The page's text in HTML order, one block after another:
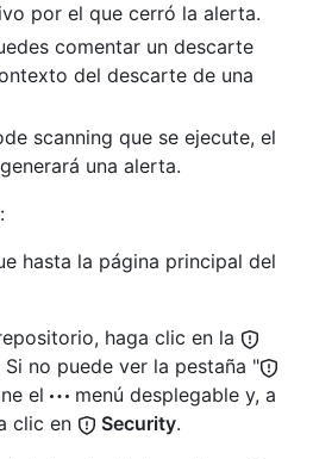
por el que cerró la alerta.
comentar un descarte
del descarte de una
scanning que se ejecute, el
una alerta.
hasta la página principal del
haga clic en la
Si no puede ver la pestaña "
el
menú desplegable y, a
clic en
Security.